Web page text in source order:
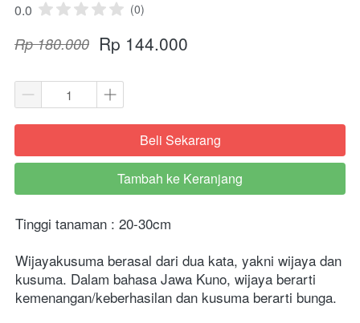
0.0 (0)
Rp 180.000 Rp 144.000
`Beli Sekarang
`
Tambah ke Keranjang
Tinggi tanaman : 20-30cm
Wijayakusuma berasal dari dua kata, yakni wijaya dan
kusuma. Dalam bahasa Jawa Kuno, wijaya berarti
kemenangan/keberhasilan dan kusuma berarti bunga.